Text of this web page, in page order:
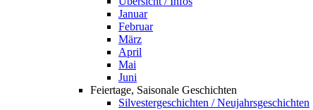
Januar
Februar
März
April
Mai
Juni
Feiertage, Saisonale Geschichten
Silvestergeschichten / Neujahrsgeschichten